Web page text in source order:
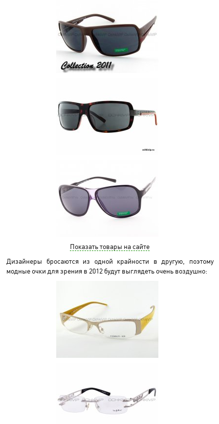
Показать товары на сайте
Дизайнеры бросаются из одной крайности в другую, поэтому
модные очки для зрения в 2012 будут выглядеть очень воздушно: